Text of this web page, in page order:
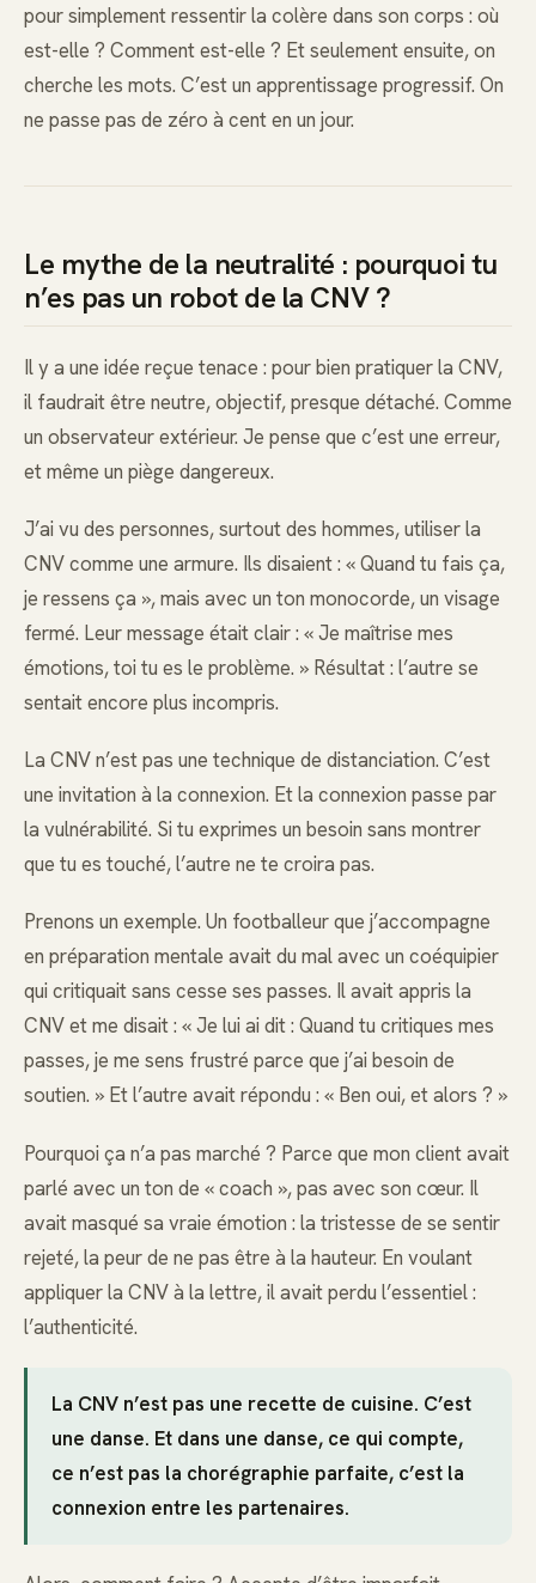
pour simplement ressentir la colère dans son corps : où
est-elle ? Comment est-elle ? Et seulement ensuite, on
cherche les mots. C’est un apprentissage progressif. On
ne passe pas de zéro à cent en un jour.
Le mythe de la neutralité : pourquoi tu
n’es pas un robot de la CNV ?
Il y a une idée reçue tenace : pour bien pratiquer la CNV,
il faudrait être neutre, objectif, presque détaché. Comme
un observateur extérieur. Je pense que c’est une erreur,
et même un piège dangereux.
J’ai vu des personnes, surtout des hommes, utiliser la
CNV comme une armure. Ils disaient : « Quand tu fais ça,
je ressens ça », mais avec un ton monocorde, un visage
fermé. Leur message était clair : « Je maîtrise mes
émotions, toi tu es le problème. » Résultat : l’autre se
sentait encore plus incompris.
La CNV n’est pas une technique de distanciation. C’est
une invitation à la connexion. Et la connexion passe par
la vulnérabilité. Si tu exprimes un besoin sans montrer
que tu es touché, l’autre ne te croira pas.
Prenons un exemple. Un footballeur que j’accompagne
en préparation mentale avait du mal avec un coéquipier
qui critiquait sans cesse ses passes. Il avait appris la
CNV et me disait : « Je lui ai dit : Quand tu critiques mes
passes, je me sens frustré parce que j’ai besoin de
soutien. » Et l’autre avait répondu : « Ben oui, et alors ? »
Pourquoi ça n’a pas marché ? Parce que mon client avait
parlé avec un ton de « coach », pas avec son cœur. Il
avait masqué sa vraie émotion : la tristesse de se sentir
rejeté, la peur de ne pas être à la hauteur. En voulant
appliquer la CNV à la lettre, il avait perdu l’essentiel :
l’authenticité.
La CNV n’est pas une recette de cuisine. C’est
une danse. Et dans une danse, ce qui compte,
ce n’est pas la chorégraphie parfaite, c’est la
connexion entre les partenaires.